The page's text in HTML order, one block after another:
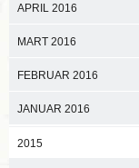
APRIL 2016
MART 2016
FEBRUAR 2016
JANUAR 2016
2015